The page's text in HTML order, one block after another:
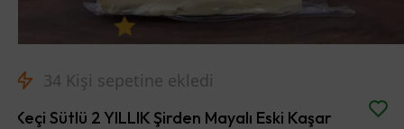
34 Kişi sepetine ekledi
Keçi Sütlü 2 YILLIK Şirden Mayalı Eski Kaşar